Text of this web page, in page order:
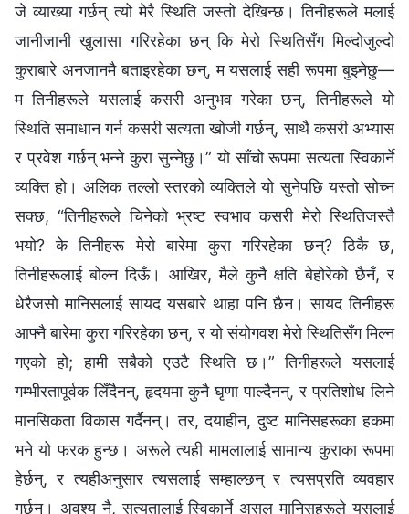
जे व्याख्या गर्छन् त्यो मेरै स्थिति जस्तो देखिन्छ। तिनीहरूले मलाई
जानीजानी खुलासा गरिरहेका छन् कि मेरो स्थितिसँग मिल्दोजुल्दो
कुराबारे अनजानमै बताइरहेका छन्, म यसलाई सही रूपमा बुझ्नेछु—
म तिनीहरूले यसलाई कसरी अनुभव गरेका छन्, तिनीहरूले यो
स्थिति समाधान गर्न कसरी सत्यता खोजी गर्छन्, साथै कसरी अभ्यास
र प्रवेश गर्छन् भन्‍ने कुरा सुन्‍नेछु।” यो साँचो रूपमा सत्यता स्विकार्ने
व्यक्ति हो। अलिक तल्लो स्तरको व्यक्तिले यो सुनेपछि यस्तो सोच्न
सक्छ, “तिनीहरूले चिनेको भ्रष्ट स्वभाव कसरी मेरो स्थितिजस्तै
भयो? के तिनीहरू मेरो बारेमा कुरा गरिरहेका छन्? ठिकै छ,
तिनीहरूलाई बोल्न दिऊँ। आखिर, मैले कुनै क्षति बेहोरेको छैनँ, र
धेरैजसो मानिसलाई सायद यसबारे थाहा पनि छैन। सायद तिनीहरू
आफ्‍नै बारेमा कुरा गरिरहेका छन्, र यो संयोगवश मेरो स्थितिसँग मिल्न
गएको हो; हामी सबैको एउटै स्थिति छ।” तिनीहरूले यसलाई
गम्भीरतापूर्वक लिँदैनन्, हृदयमा कुनै घृणा पाल्दैनन्, र प्रतिशोध लिने
मानसिकता विकास गर्दैनन्। तर, दयाहीन, दुष्ट मानिसहरूका हकमा
भने यो फरक हुन्छ। अरूले त्यही मामलालाई सामान्य कुराका रूपमा
हेर्छन्, र त्यहीअनुसार त्यसलाई सम्हाल्छन् र त्यसप्रति व्यवहार
गर्छन्। अवश्य नै, सत्यतालाई स्विकार्ने असल मानिसहरूले यसलाई